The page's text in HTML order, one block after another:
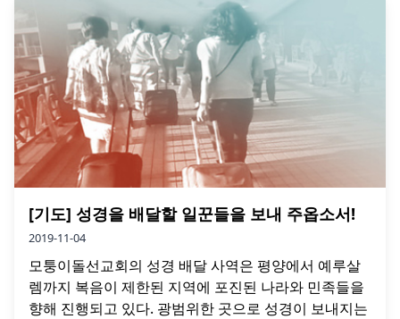
[기도] 성경을 배달할 일꾼들을 보내 주옵소서!
2019-11-04
모퉁이돌선교회의 성경 배달 사역은 평양에서 예루살
렘까지 복음이 제한된 지역에 포진된 나라와 민족들을
향해 진행되고 있다. 광범위한 곳으로 성경이 보내지는